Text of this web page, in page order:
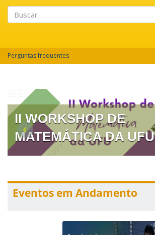
Perguntas frequentes
II WORKSHOP DE
MATEMÁTICA DA UFU
Eventos em Andamento